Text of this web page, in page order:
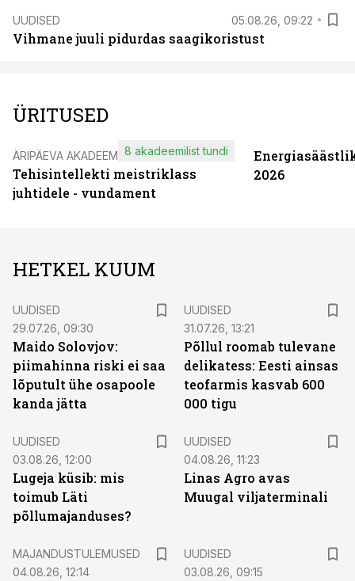
UUDISED 05.08.26, 09:22
Vihmane juuli pidurdas saagikoristust
ÜRITUSED
ÄRIPÄEVA AKADEEMIA
Tehisintellekti meistriklass
juhtidele - vundament
8 akadeemilist tundi
2026
HETKEL KUUM
UUDISED
29.07.26, 09:30
Maido Solovjov:
piimahinna riski ei saa
lõputult ühe osapoole
kanda jätta
UUDISED
31.07.26, 13:21
Põllul roomab tulevane
delikatess: Eesti ainsas
teofarmis kasvab 600
000 tigu
UUDISED
03.08.26, 12:00
Lugeja küsib: mis
toimub Läti
põllumajanduses?
UUDISED
04.08.26, 11:23
Linas Agro avas
Muugal viljaterminali
MAJANDUSTULEMUSED
04.08.26, 12:14
UUDISED
03.08.26, 09:15